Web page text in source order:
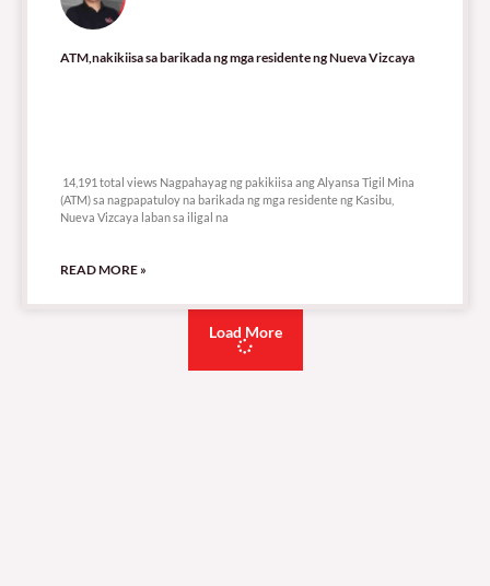
ATM,nakikiisa sa barikada ng mga residente ng Nueva Vizcaya
14,191 total views Nagpahayag ng pakikiisa ang Alyansa Tigil Mina
(ATM) sa nagpapatuloy na barikada ng mga residente ng Kasibu,
Nueva Vizcaya laban sa iligal na
READ MORE »
Load More